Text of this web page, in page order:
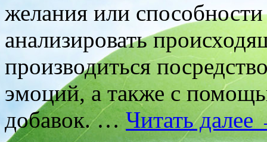
желания или
анализировать
производиться
эмоций, а также с
добавок. …Читать далее